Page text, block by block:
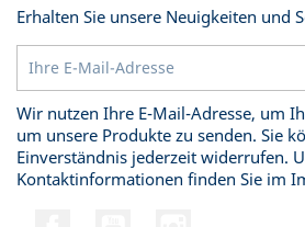
Erhalten Sie unsere Neuigkeiten und
Wir nutzen Ihre E-Mail-Adresse, um
um unsere Produkte zu senden. Sie
Einverständnis jederzeit widerrufen.
Kontaktinformationen finden Sie im